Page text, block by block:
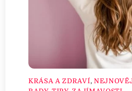
KRÁSA A ZDRAVÍ,